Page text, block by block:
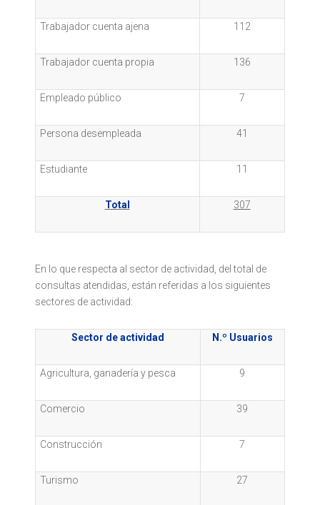
Trabajador cuenta ajena 112
Trabajador cuenta propia 136
Empleado público 7
Persona desempleada 41
Estudiante 11
Total 307
En lo que respecta al sector de actividad, del total de
consultas atendidas, están referidas a los siguientes
sectores de actividad:
Sector de actividad N.º Usuarios
Agricultura, ganadería y pesca 9
Comercio 39
Construcción 7
Turismo 27